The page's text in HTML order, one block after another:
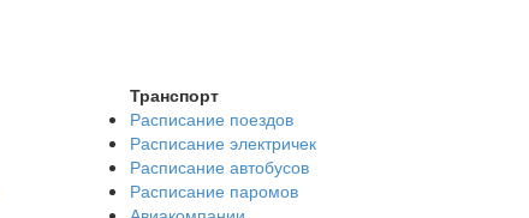
Транспорт
Расписание поездов
Расписание электричек
Расписание автобусов
Расписание паромов